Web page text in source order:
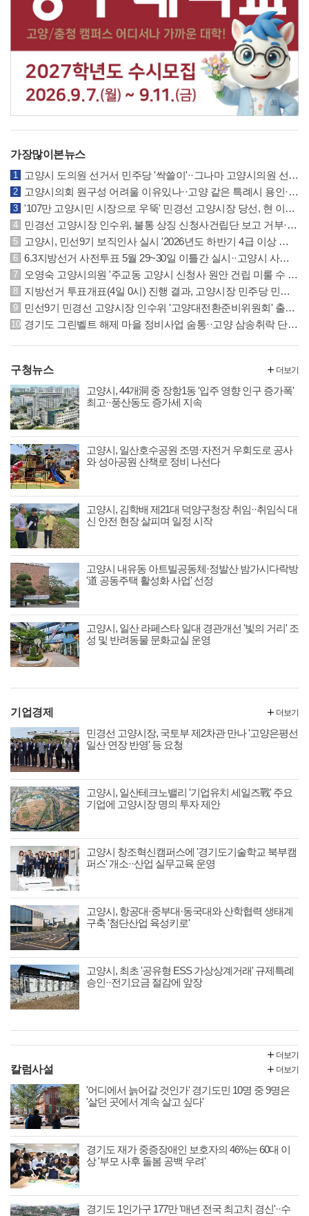
고양시의회, 원구성 이후 첫...
가장많이본뉴스
고양시 도의원 선거서 민주당 '싹쓸이'··그나마 고양시의원 선거는 국민의힘 선방
고양시의회 원구성 어려울 이유있나··고양 같은 특례시 용인·수원시의회 참조하길
'107만 고양시민 시장으로 우뚝' 민경선 고양시장 당선, 현 이동환 시장에 크게 앞서
민경선 고양시장 인수위, 불통 상징 신청사건립단 보고 거부··원안건립 계획 요구
고양시, 민선9기 보직인사 실시 '2026년도 하반기 4급 이상 및 5·6급 인사발령 사항'
6.3지방선거 사전투표 5월 29~30일 이틀간 실시··고양시 사전투표소 위치 안내
오영숙 고양시의원 '주교동 고양시 신청사 원안 건립 미룰 수 없는 과제' 추진 촉구
지방선거 투표개표(4일 0시) 진행 결과, 고양시장 민주당 민경선 후보 62.7% 우위
민선9기 민경선 고양시장 인수위 '고양대전환준비위원회' 출범··22일 본격 활동
경기도 그린벨트 해제 마을 정비사업 숨통··고양 삼송취락 단계적 정비 가능해져
구청뉴스
고양시, 44개洞 중 장항1동 '입주 영향 인구 증가폭'
최고··풍산동도 증가세 지속
고양시, 일산호수공원 조명·자전거 우회도로 공사
와 성아공원 산책로 정비 나선다
고양시, 김학배 제21대 덕양구청장 취임··취임식 대
신 안전 현장 살피며 일정 시작
고양시 내유동 아트빌공동체·정발산 밤가시다락방
'道 공동주택 활성화 사업' 선정
고양시, 일산 라페스타 일대 경관개선 '빛의 거리' 조
성 및 반려동물 문화교실 운영
더보기
기업경제
민경선 고양시장, 국토부 제2차관 만나 '고양은평선
일산 연장 반영' 등 요청
고양시, 일산테크노밸리 '기업유치 세일즈戰' 주요
기업에 고양시장 명의 투자 제안
고양시 창조혁신캠퍼스에 '경기도기술학교 북부캠
퍼스' 개소··산업 실무교육 운영
고양시, 항공대·중부대·동국대와 산학협력 생태계
구축 '첨단산업 육성키로'
고양시, 최초 '공유형 ESS 가상상계거래' 규제특례
승인··전기요금 절감에 앞장
더보기
더보기
칼럼사설
'어디에서 늙어갈 것인가' 경기도민 10명 중 9명은
'살던 곳에서 계속 살고 싶다'
경기도 재가 중증장애인 보호자의 46%는 60대 이
상 '부모 사후 돌봄 공백 우려'
경기도 1인가구 177만 '매년 전국 최고치 경신'··수
더보기